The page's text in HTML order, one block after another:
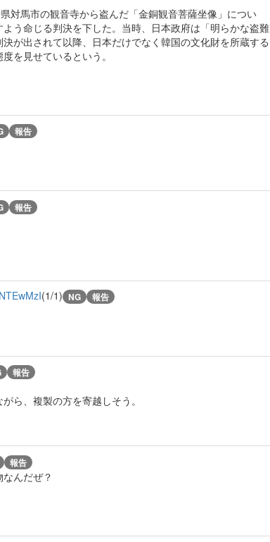
対馬市の観音寺から盗んだ「金銅観音菩薩坐像」につい
う命じる判決を下した。当時、日本政府は「明らかな盗難
が出されて以降、日本だけでなく韓国の文化財を所蔵する
を見せているという。
報告
報告
(1/1) NG 報告
報告
ら、複製の方を寄越しそう。
報告
んだぜ？